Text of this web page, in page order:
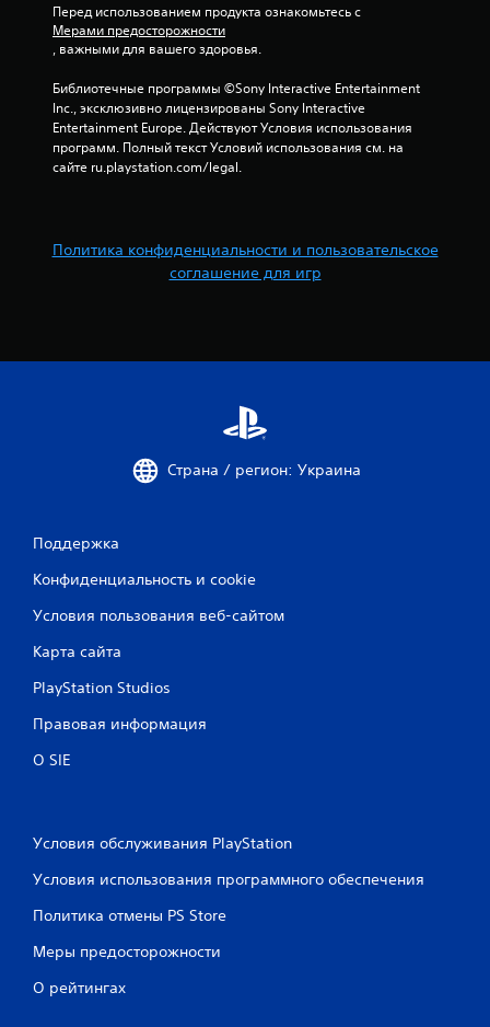
Перед использованием продукта ознакомьтесь с
Мерами предосторожности
, важными для вашего здоровья.
Библиотечные программы ©Sony Interactive Entertainment
Inc., эксклюзивно лицензированы Sony Interactive
Entertainment Europe. Действуют Условия использования
программ. Полный текст Условий использования см. на
сайте ru.playstation.com/legal.
Политика конфиденциальности и пользовательское
соглашение для игр
Страна / регион: Украина
Поддержка
Конфиденциальность и cookie
Условия пользования веб-сайтом
Карта сайта
PlayStation Studios
Правовая информация
О SIE
Условия обслуживания PlayStation
Условия использования программного обеспечения
Политика отмены PS Store
Меры предосторожности
О рейтингах